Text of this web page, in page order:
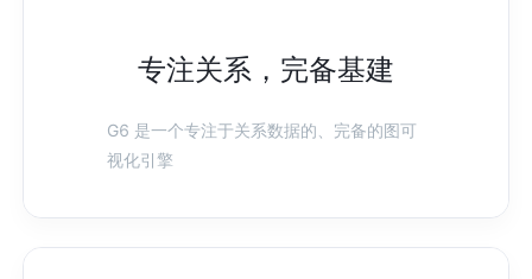
专注关系，完备基建
G6 是一个专注于关系数据的、完备的图可
视化引擎